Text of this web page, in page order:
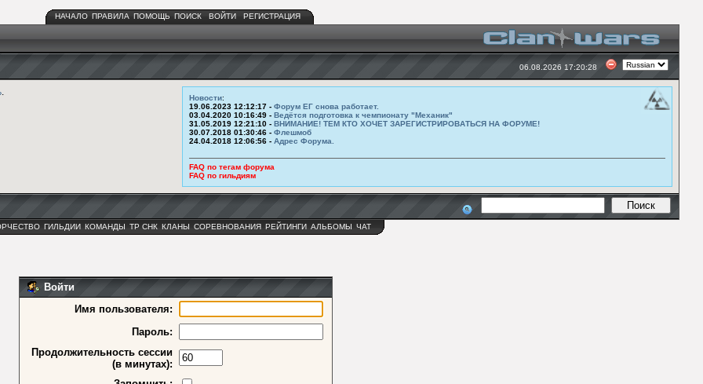
НАЧАЛО ПРАВИЛА ПОМОЩЬ ПОИСК ВОЙТИ РЕГИСТРАЦИЯ
06.08.2026 17:20:28
Новости:
19.06.2023 12:12:17 - Форум ЕГ снова работает.
03.04.2020 10:16:49 - Ведётся подготовка к чемпионату "Механик"
31.05.2019 12:21:10 - ВНИМАНИЕ! ТЕМ КТО ХОЧЕТ ЗАРЕГИСТРИРОВАТЬСЯ НА ФОРУМЕ!
30.07.2018 01:30:46 - Флешмоб
24.04.2018 12:06:56 - Адрес Форума.
FAQ по тегам форума
FAQ по гильдиям
ГИЛЬДИИ КОМАНДЫ ТР СНК КЛАНЫ СОРЕВНОВАНИЯ РЕЙТИНГИ АЛЬБОМЫ ЧАТ
Войти
Имя пользователя:
Пароль:
Продолжительность сессии
(в минутах):